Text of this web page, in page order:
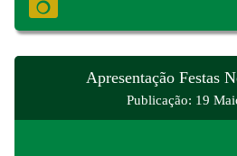
Apresentação Festas
Publicação: 19